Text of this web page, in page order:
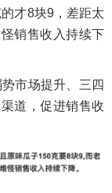
才8块9，差距太
销售收入持续下
市场提升、三四
道，促进销售收